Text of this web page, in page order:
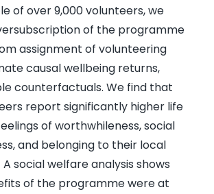
of over 9,000 volunteers, we
of the programme
assignment of volunteering
causal wellbeing returns,
counterfactuals. We find that
report significantly higher life
of worthwhileness, social
and belonging to their local
social welfare analysis shows
of the programme were at